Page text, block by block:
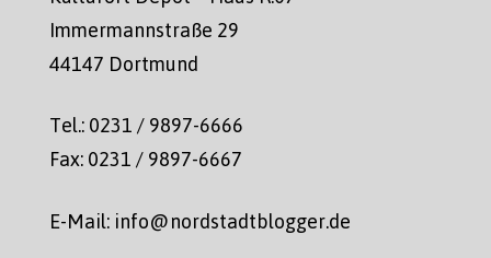
Immermannstraße 29
44147 Dortmund
Tel.: 0231 / 9897-6666
Fax: 0231 / 9897-6667
E-Mail: info@nordstadtblogger.de